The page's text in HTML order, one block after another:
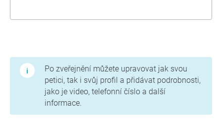
Po zveřejnění můžete upravovat jak svou
petici, tak i svůj profil a přidávat podrobnosti,
jako je video, telefonní číslo a další
informace.